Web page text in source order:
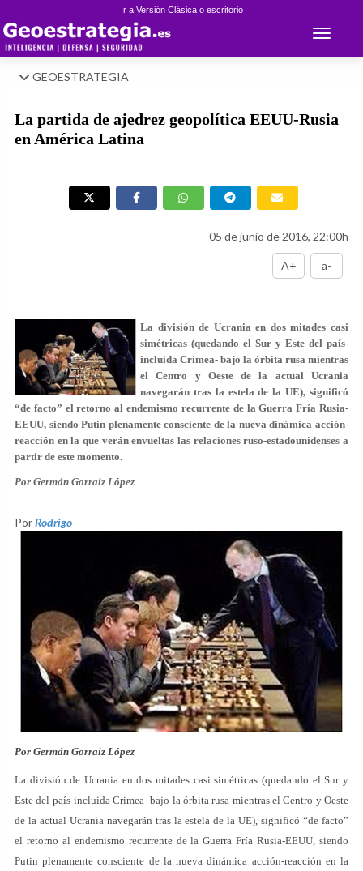
Ir a Versión Clásica o escritorio
Toggle
GEOESTRATEGIA
La partida de ajedrez geopolítica EEUU-Rusia
en América Latina
05 de junio de 2016, 22:00h
A+ a-
La división de Ucrania en dos mitades casi
simétricas (quedando el Sur y Este del país-
incluida Crimea- bajo la órbita rusa mientras
el Centro y Oeste de la actual Ucrania
navegarán tras la estela de la UE), significó
“de facto” el retorno al endemismo recurrente de la Guerra Fría Rusia-
EEUU, siendo Putin plenamente consciente de la nueva dinámica acción-
reacción en la que verán envueltas las relaciones ruso-estadounidenses a
partir de este momento.
Por Germán Gorraiz López
PorRodrigo
Por Germán Gorraiz López
La división de Ucrania en dos mitades casi simétricas (quedando el Sur y
Este del país-incluida Crimea- bajo la órbita rusa mientras el Centro y Oeste
de la actual Ucrania navegarán tras la estela de la UE), significó “de facto”
el retorno al endemismo recurrente de la Guerra Fría Rusia-EEUU, siendo
Putin plenamente consciente de la nueva dinámica acción-reacción en la